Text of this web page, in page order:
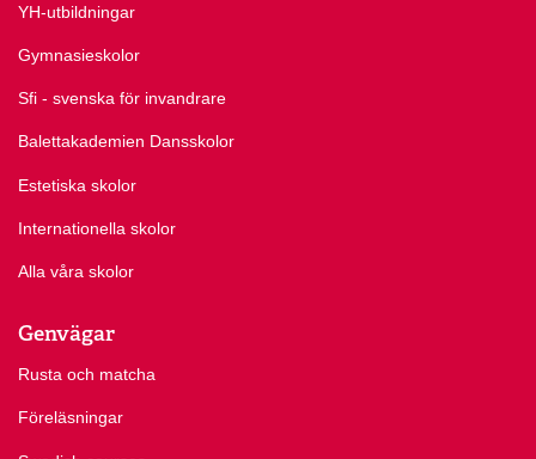
YH-utbildningar
Gymnasieskolor
Sfi - svenska för invandrare
Balettakademien Dansskolor
Estetiska skolor
Internationella skolor
Alla våra skolor
Genvägar
Rusta och matcha
Föreläsningar